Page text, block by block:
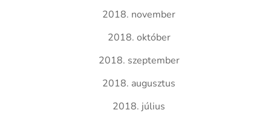
2018. november
2018. október
2018. szeptember
2018. augusztus
2018. július